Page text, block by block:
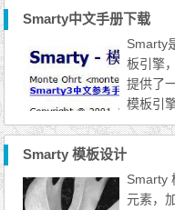
Smarty中文手册下载
Smarty
板引擎
提供了
模板引
置生成
签，使
记住这
Smarty 模板设计
Smarty
元素，